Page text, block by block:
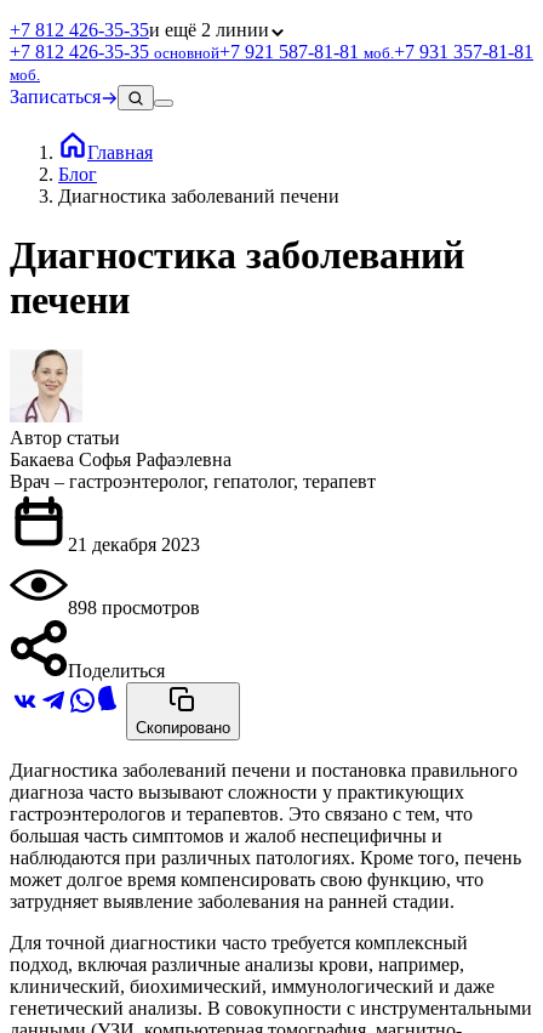
+7 812 426‑35‑35и ещё 2 линии
+7 812 426‑35‑35 основной+7 921 587‑81‑81 моб. +7 931 357‑81‑81
моб.
Записаться
Главная
Блог
Диагностика заболеваний печени
Диагностика заболеваний
печени
Автор статьи
Бакаева Софья Рафаэлевна
Врач – гастроэнтеролог, гепатолог, терапевт
21 декабря 2023
898 просмотров
Поделиться
Скопировано
Диагностика заболеваний печени и постановка правильного
диагноза часто вызывают сложности у практикующих
гастроэнтерологов и терапевтов. Это связано с тем, что
большая часть симптомов и жалоб неспецифичны и
наблюдаются при различных патологиях. Кроме того, печень
может долгое время компенсировать свою функцию, что
затрудняет выявление заболевания на ранней стадии.
Для точной диагностики часто требуется комплексный
подход, включая различные анализы крови, например,
клинический, биохимический, иммунологический и даже
генетический анализы. В совокупности с инструментальными